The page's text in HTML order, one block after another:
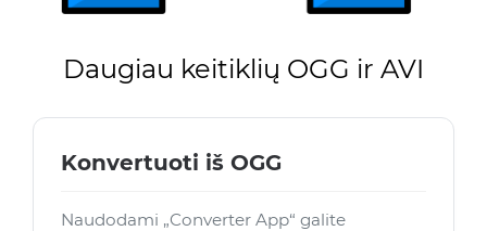
Daugiau keitiklių OGG ir AVI
Konvertuoti iš OGG
Naudodami „Converter App“ galite